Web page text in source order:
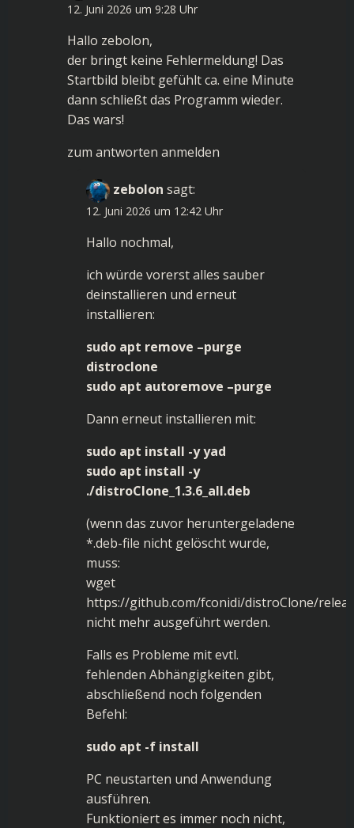
12. Juni 2026 um 9:28 Uhr
Hallo zebolon,
der bringt keine Fehlermeldung! Das
Startbild bleibt gefühlt ca. eine Minute
dann schließt das Programm wieder.
Das wars!
zum antworten anmelden
zebolon sagt:
12. Juni 2026 um 12:42 Uhr
Hallo nochmal,
ich würde vorerst alles sauber
deinstallieren und erneut
installieren:
sudo apt remove –purge
distroclone
sudo apt autoremove –purge
Dann erneut installieren mit:
sudo apt install -y yad
sudo apt install -y
./distroClone_1.3.6_all.deb
(wenn das zuvor heruntergeladene
*.deb-file nicht gelöscht wurde,
muss:
wget
https://github.com/fconidi/distroClone/
nicht mehr ausgeführt werden.
Falls es Probleme mit evtl.
fehlenden Abhängigkeiten gibt,
abschließend noch folgenden
Befehl:
sudo apt -f install
PC neustarten und Anwendung
ausführen.
Funktioniert es immer noch nicht,